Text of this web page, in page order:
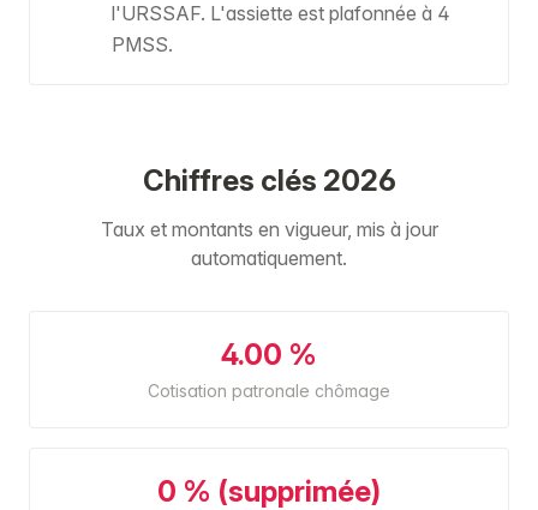
l'URSSAF. L'assiette est plafonnée à 4
PMSS.
Chiffres clés 2026
Taux et montants en vigueur, mis à jour
automatiquement.
4.00 %
Cotisation patronale chômage
0 % (supprimée)